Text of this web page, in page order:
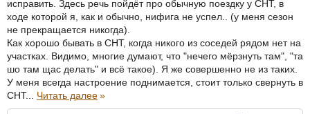
исправить. Здесь речь пойдёт про обычную поездку у СНТ, в
ходе которой я, как и обычно, нифига не успел.. (у меня сезон
не прекращается никогда).
Как хорошо бывать в СНТ, когда никого из соседей рядом нет на
участках. Видимо, многие думают, что "нечего мёрзнуть там", "та
шо там щас делать" и всё такое). Я же совершенно не из таких.
У меня всегда настроение поднимается, стоит только свернуть в
СНТ... Читать далее»